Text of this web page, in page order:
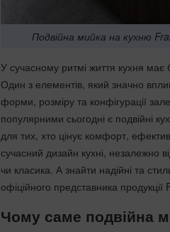
Подвійна мийка на кухню
У сучасному ритмі життя кухня
Один з елементів, який значно
форми, розміру та конфігурації
популярними сьогодні є подвійні
для тих, хто цінує комфорт,
сучасний дизайн кухні, незалежно
чи класика. А знайти надійні та
офіційного представника продукції
Чому саме подвійна